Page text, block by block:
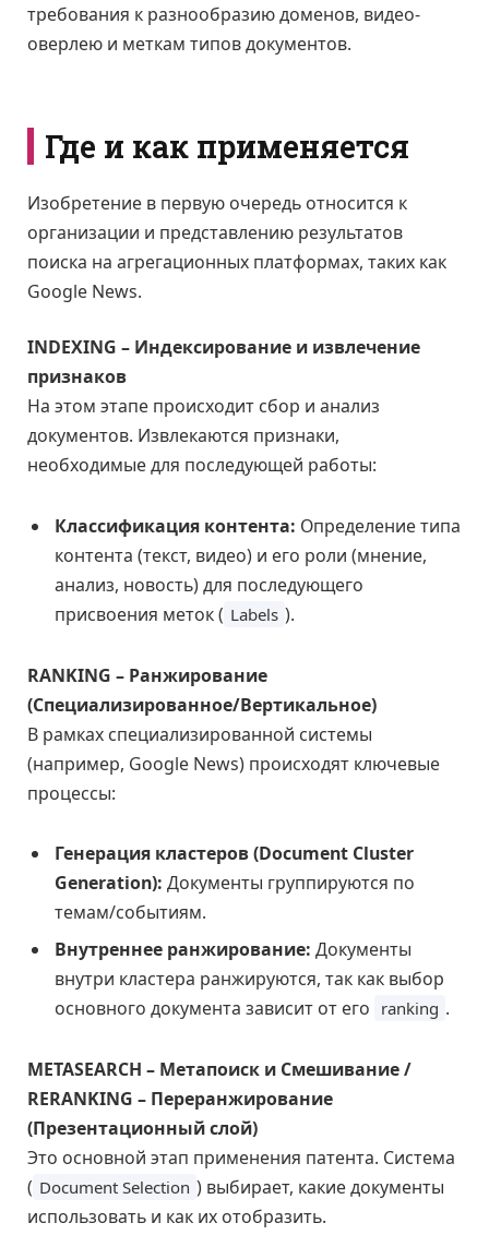
требования к разнообразию доменов, видео-
оверлею и меткам типов документов.
Где и как применяется
Изобретение в первую очередь относится к
организации и представлению результатов
поиска на агрегационных платформах, таких как
Google News.
INDEXING – Индексирование и извлечение
признаков
На этом этапе происходит сбор и анализ
документов. Извлекаются признаки,
необходимые для последующей работы:
Классификация контента: Определение типа
контента (текст, видео) и его роли (мнение,
анализ, новость) для последующего
присвоения меток ( Labels ).
RANKING – Ранжирование
(Специализированное/Вертикальное)
В рамках специализированной системы
(например, Google News) происходят ключевые
процессы:
Генерация кластеров (Document Cluster
Generation): Документы группируются по
темам/событиям.
Внутреннее ранжирование: Документы
внутри кластера ранжируются, так как выбор
основного документа зависит от его ranking .
METASEARCH – Метапоиск и Смешивание /
RERANKING – Переранжирование
(Презентационный слой)
Это основной этап применения патента. Система
( Document Selection ) выбирает, какие документы
использовать и как их отобразить.